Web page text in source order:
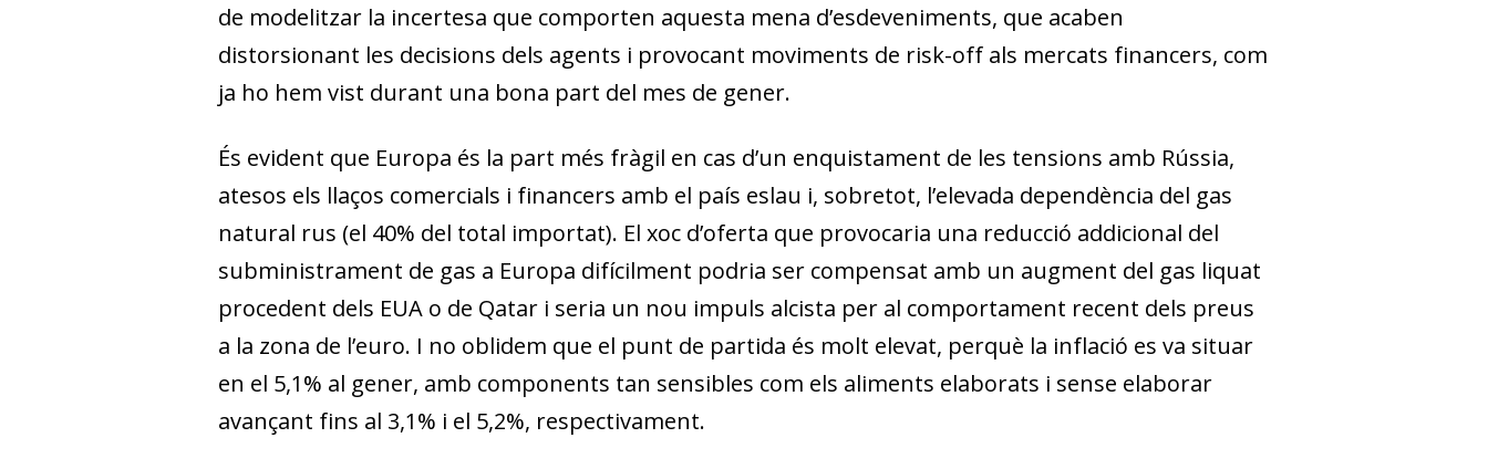
de modelitzar la incertesa que comporten aquesta mena d’esdeveniments, que acaben
distorsionant les decisions dels agents i provocant moviments de risk-off als mercats financers, com
ja ho hem vist durant una bona part del mes de gener.
És evident que Europa és la part més fràgil en cas d’un enquistament de les tensions amb Rússia,
atesos els llaços comercials i financers amb el país eslau i, sobretot, l’elevada dependència del gas
natural rus (el 40% del total importat). El xoc d’oferta que provocaria una reducció addicional del
subministrament de gas a Europa difícilment podria ser compensat amb un augment del gas liquat
procedent dels EUA o de Qatar i seria un nou impuls alcista per al comportament recent dels preus
a la zona de l’euro. I no oblidem que el punt de partida és molt elevat, perquè la inflació es va situar
en el 5,1% al gener, amb components tan sensibles com els aliments elaborats i sense elaborar
avançant fins al 3,1% i el 5,2%, respectivament.